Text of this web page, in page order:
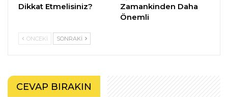
Dikkat Etmelisiniz?
Zamankinden Daha
Önemli
ÖNCEKI SONRAKI
CEVAP BIRAKIN